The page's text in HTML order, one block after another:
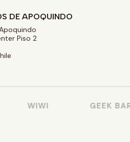
DE APOQUINDO
Piso 2
WIWI GEEK BAR